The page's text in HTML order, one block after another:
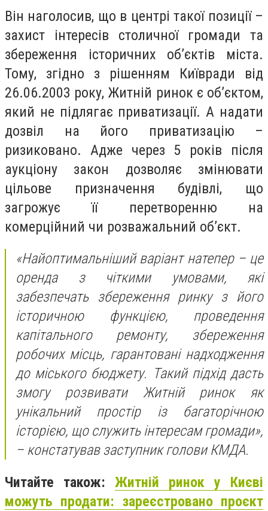
Він наголосив, що в центрі такої позиції –
захист інтересів столичної громади та
збереження історичних об’єктів міста.
Тому, згідно з рішенням Київради від
26.06.2003 року, Житній ринок є об’єктом,
який не підлягає приватизації. А надати
дозвіл на його приватизацію –
ризиковано. Адже через 5 років після
аукціону закон дозволяє змінювати
цільове призначення будівлі, що
загрожує її перетворенню на
комерційний чи розважальний об’єкт.
«Найоптимальніший варіант натепер – це
оренда з чіткими умовами, які
забезпечать збереження ринку з його
історичною функцією, проведення
капітального ремонту, збереження
робочих місць, гарантовані надходження
до міського бюджету. Такий підхід дасть
змогу розвивати Житній ринок як
унікальний простір із багаторічною
історією, що служить інтересам громади»,
– констатував заступник голови КМДА.
Читайте також: Житній ринок у Києві
можуть продати: зареєстровано проєкт